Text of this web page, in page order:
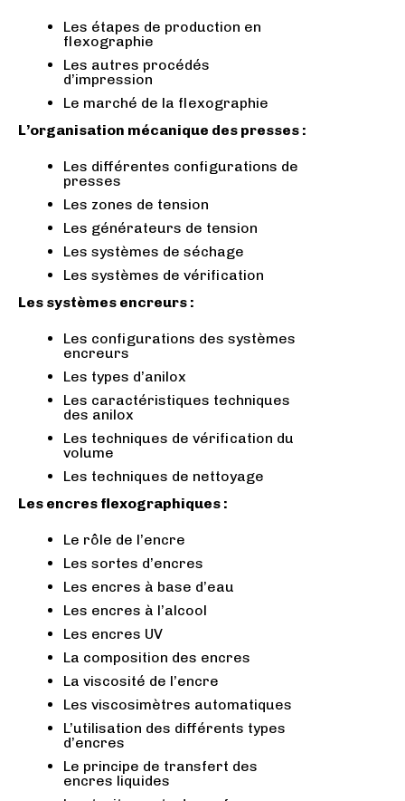
Les étapes de production en
flexographie
Les autres procédés
d’impression
Le marché de la flexographie
L’organisation mécanique des presses :
Les différentes configurations de
presses
Les zones de tension
Les générateurs de tension
Les systèmes de séchage
Les systèmes de vérification
Les systèmes encreurs :
Les configurations des systèmes
encreurs
Les types d’anilox
Les caractéristiques techniques
des anilox
Les techniques de vérification du
volume
Les techniques de nettoyage
Les encres flexographiques :
Le rôle de l’encre
Les sortes d’encres
Les encres à base d’eau
Les encres à l’alcool
Les encres UV
La composition des encres
La viscosité de l’encre
Les viscosimètres automatiques
L’utilisation des différents types
d’encres
Le principe de transfert des
encres liquides